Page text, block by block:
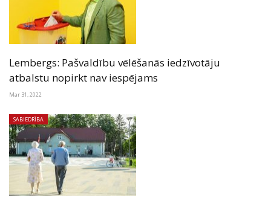
Lembergs: Pašvaldību vēlēšanās iedzīvotāju
atbalstu nopirkt nav iespējams
Mar 31, 2022
SABIEDRĪBA